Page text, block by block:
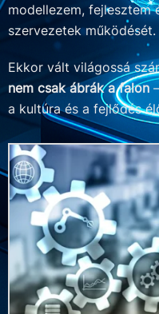
modellezem, fejlesztem
szervezetek működését.
Ekkor vált világossá
nem csak ábrák a falon
a kultúra és a fejlődés